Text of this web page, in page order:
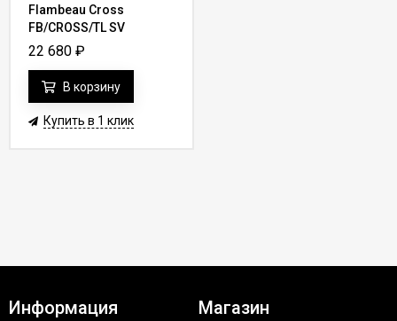
Flambeau Cross
FB/CROSS/TL SV
22 680 ₽
В корзину
Купить в 1 клик
Информация Магазин